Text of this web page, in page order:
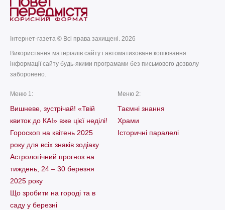
Інтернет-газета © Всі права захищені. 2026
Використання матеріалів сайту і автоматизоване копіювання
інформації сайту будь-якими програмами без письмового дозволу
заборонено.
Меню 1:
Вишневе, зустрічай! «Твій
квиток до КАІ» вже цієї неділі!
Гороскоп на квітень 2025
року для всіх знаків зодіаку
Астрологічний прогноз на
тиждень, 24 – 30 березня
2025 року
Що зробити на городі та в
саду у березні
Меню 2:
Таємні знання
Храми
Історичні паралелі